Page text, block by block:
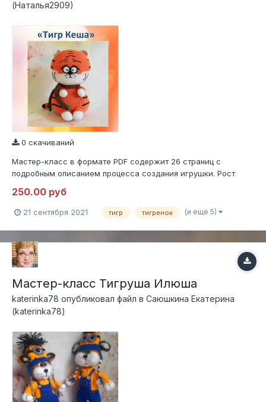
(Наталья2909)
0 скачиваний
Мастер-класс в формате PDF содержит 26 страниц с
подробным описанием процесса создания игрушки. Рост
вяжется без утяжек, хвост и нижние лапы ввязаны. Голова,
ушки и верхние лапки пришиты. Материалы: пряжа джинс
оранжевого, белого и черно...
250.00 руб
21 сентября 2021 тигр тигренок (и ещё 5)
Мастер-класс Тигруша Илюша
katerinka78 опубликовал файл в Саюшкина Екатерина
(katerinka78)